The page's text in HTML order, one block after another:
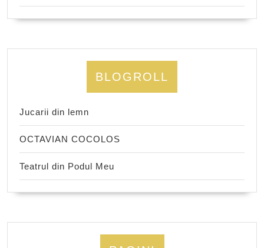
BLOGROLL
Jucarii din lemn
OCTAVIAN COCOLOS
Teatrul din Podul Meu